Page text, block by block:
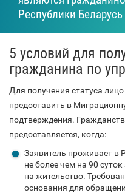
Республики
5 условий для
гражданина по
Для получения статуса
предоставить в
подтверждения.
предоставляется, когда:
Заявитель проживает в
не более чем на 90
на жительство.
основания для